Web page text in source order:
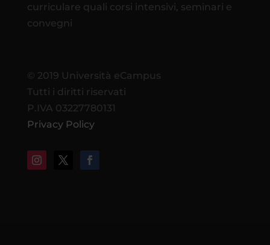
curriculare quali corsi intensivi, seminari e
convegni
© 2019 Università eCampus
Tutti i diritti riservati
P.IVA 03227780131
Privacy Policy